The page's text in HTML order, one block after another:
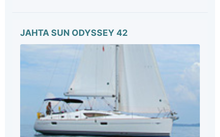
JAHTA SUN ODYSSEY 42